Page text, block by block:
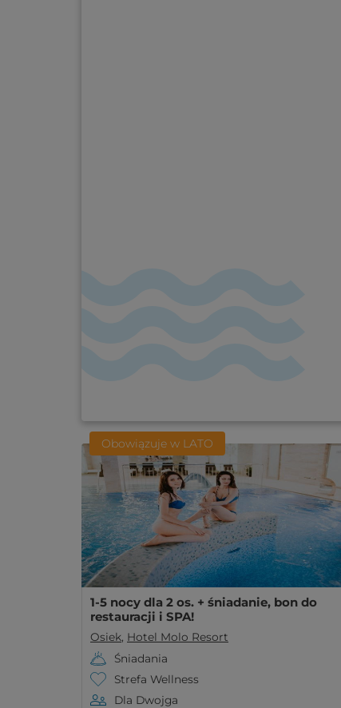
Obowiązuje w LATO
1-5 nocy dla 2 os. + śniadanie, bon do
restauracji i SPA!
Osiek, Hotel Molo Resort
Śniadania
Strefa Wellness
Dla Dwojga